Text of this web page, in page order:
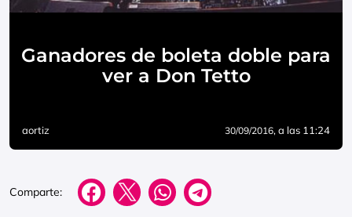
Ganadores de boleta doble para
ver a Don Tetto
aortiz 30/09/2016, a las 11:24
Comparte: